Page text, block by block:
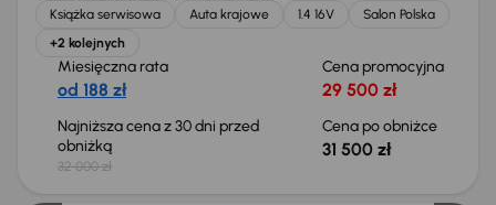
Książka serwisowa Auta krajowe 1.4 16V
Salon Polska
+2 kolejnych
Miesięczna rata
od 188 zł
Cena promocyjna
29 500 zł
Najniższa cena z 30 dni przed
obniżką
32 000 zł
Cena po obniżce
31 500 zł
Świeżo skupione